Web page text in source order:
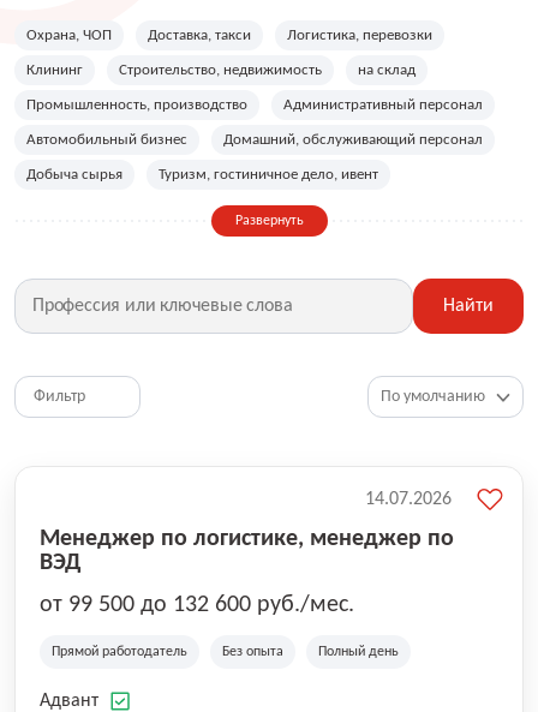
Охрана, ЧОП Доставка, такси Логистика, перевозки
Клининг Строительство, недвижимость на склад
Промышленность, производство Административный персонал
Автомобильный бизнес Домашний, обслуживающий персонал
Добыча сырья Туризм, гостиничное дело, ивент
Дизайн, искусство, ивент
Фитнес, красота, спорт Страхование
Медицина, фармацевтика Маркетинг, PR, реклама
HR, управление персоналом
Топ менеджмент, руководители
Развернуть
Найти
Фильтр
Менеджер по логистике, менеджер по
ВЭД
от 99 500 до 132 600 руб./мес.
Прямой работодатель Без опыта Полный день
Адвант
14.07.2026